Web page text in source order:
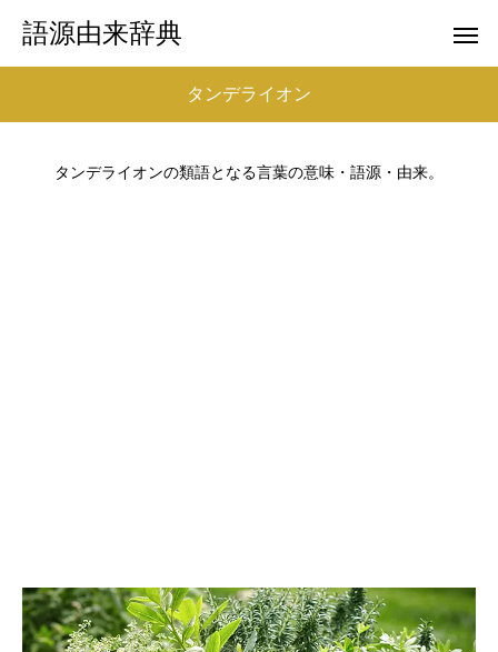
語源由来辞典
タンデライオン
タンデライオンの類語となる言葉の意味・語源・由来。